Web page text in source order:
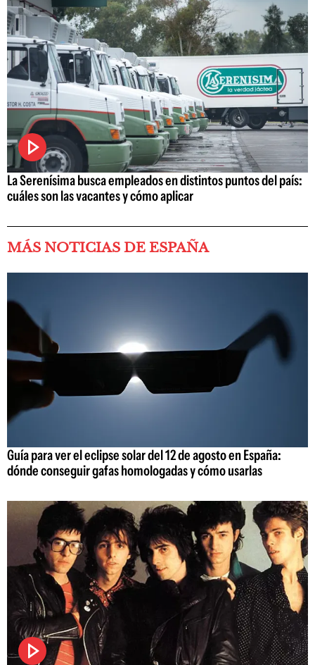
La Serenísima busca empleados en distintos puntos del país:
cuáles son las vacantes y cómo aplicar
MÁS NOTICIAS DE ESPAÑA
Guía para ver el eclipse solar del 12 de agosto en España:
dónde conseguir gafas homologadas y cómo usarlas